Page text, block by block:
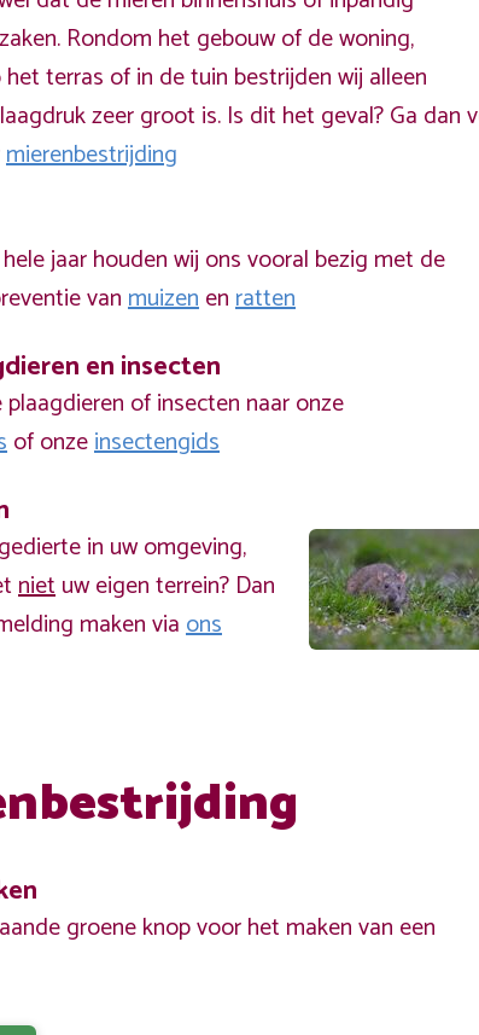
Rondom het gebouw of de woning,
terras of in de tuin bestrijden wij alleen
zeer groot is. Is dit het geval? Ga dan
mierenbestrijding
jaar houden wij ons vooral bezig met de
vanmuizenenratten
en insecten
of insecten naar onze
of onzeinsectengids
in uw omgeving,
nietuw eigen terrein? Dan
maken viaons
groene knop voor het maken van een